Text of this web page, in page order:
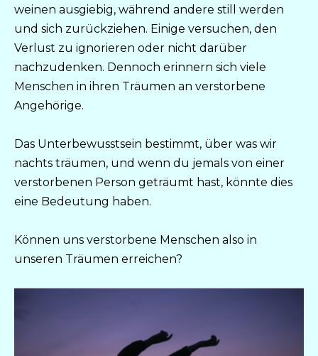
weinen ausgiebig, während andere still werden
und sich zurückziehen. Einige versuchen, den
Verlust zu ignorieren oder nicht darüber
nachzudenken. Dennoch erinnern sich viele
Menschen in ihren Träumen an verstorbene
Angehörige.
Das Unterbewusstsein bestimmt, über was wir
nachts träumen, und wenn du jemals von einer
verstorbenen Person geträumt hast, könnte dies
eine Bedeutung haben.
Können uns verstorbene Menschen also in
unseren Träumen erreichen?